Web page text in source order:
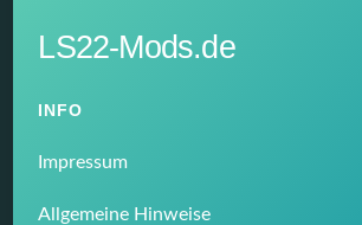
LS22-Mods.de
INFO
Impressum
Allgemeine Hinweise